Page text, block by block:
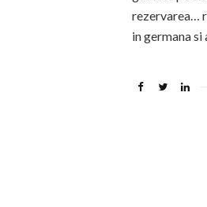
rezervarea…
in germana